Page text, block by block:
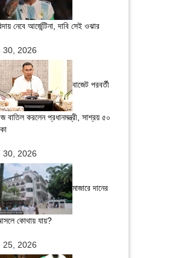
নেবে আর্জেন্টিনা, দাবি সেই ওঝার
30, 2026
বাজেট পরবর্তী
বাতিল করলেন প্রধানমন্ত্রী, সাশ্রয় ৫০
30, 2026
মাজারে দানের
কোথায় যায়?
25, 2026